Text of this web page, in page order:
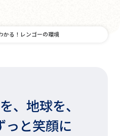
かる！レンゴーの環境
、地球を、
っと笑顔に